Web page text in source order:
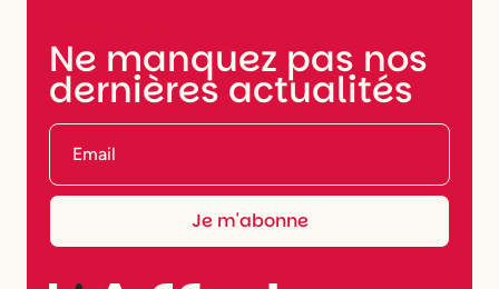
Ne manquez pas nos
dernières actualités